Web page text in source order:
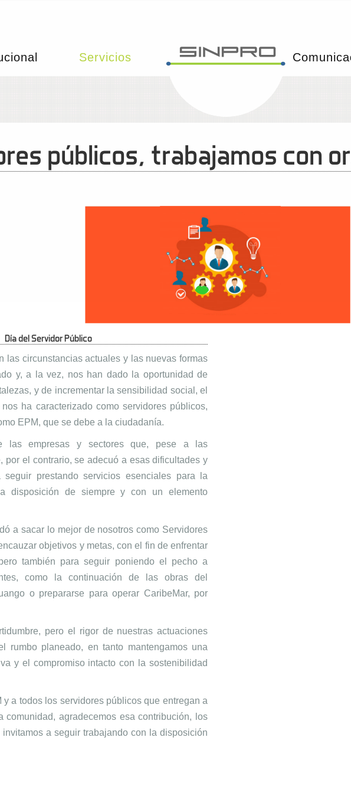
Servicios
públicos, trabajamos con
Día del Servidor Público
las circunstancias actuales y las nuevas formas
y, a la vez, nos han dado la oportunidad de
y de incrementar la sensibilidad social, el
ha caracterizado como servidores públicos,
EPM, que se debe a la ciudadanía.
las empresas y sectores que, pese a las
por el contrario, se adecuó a esas dificultades y
prestando servicios esenciales para la
disposición de siempre y con un elemento
a sacar lo mejor de nosotros como Servidores
objetivos y metas, con el fin de enfrentar
también para seguir poniendo el pecho a
como la continuación de las obras del
o prepararse para operar CaribeMar, por
pero el rigor de nuestras actuaciones
rumbo planeado, en tanto mantengamos una
y el compromiso intacto con la sostenibilidad
a todos los servidores públicos que entregan a
agradecemos esa contribución, los
a seguir trabajando con la disposición